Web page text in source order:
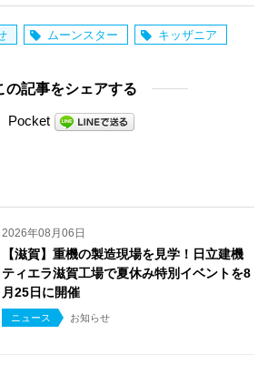
ムーンスター キッザニア
の記事をシェアする
Pocket
2026年08月06日
【滋賀】重機の製造現場を見学！日立建機
ティエラ滋賀工場で夏休み特別イベントを8
月25日に開催
ニュース お知らせ